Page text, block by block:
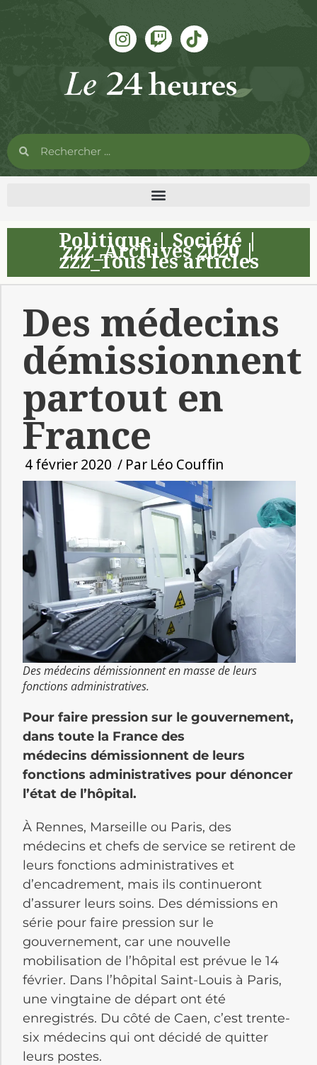
Politique|Société |
zzz_Archives 2020|
zzz_Tous les articles
Des médecins
démissionnent
partout en
France
4 février 2020 / Par Léo Couffin
Des médecins démissionnent en masse de leurs
fonctions administratives.
Pour faire pression sur le gouvernement,
dans toute la France des
médecins démissionnent de leurs
fonctions administratives pour dénoncer
l’état de l’hôpital.
À Rennes, Marseille ou Paris, des
médecins et chefs de service se retirent de
leurs fonctions administratives et
d’encadrement, mais ils continueront
d’assurer leurs soins. Des démissions en
série pour faire pression sur le
gouvernement, car une nouvelle
mobilisation de l’hôpital est prévue le 14
février. Dans l’hôpital Saint-Louis à Paris,
une vingtaine de départ ont été
enregistrés. Du côté de Caen, c’est trente-
six médecins qui ont décidé de quitter
leurs postes.